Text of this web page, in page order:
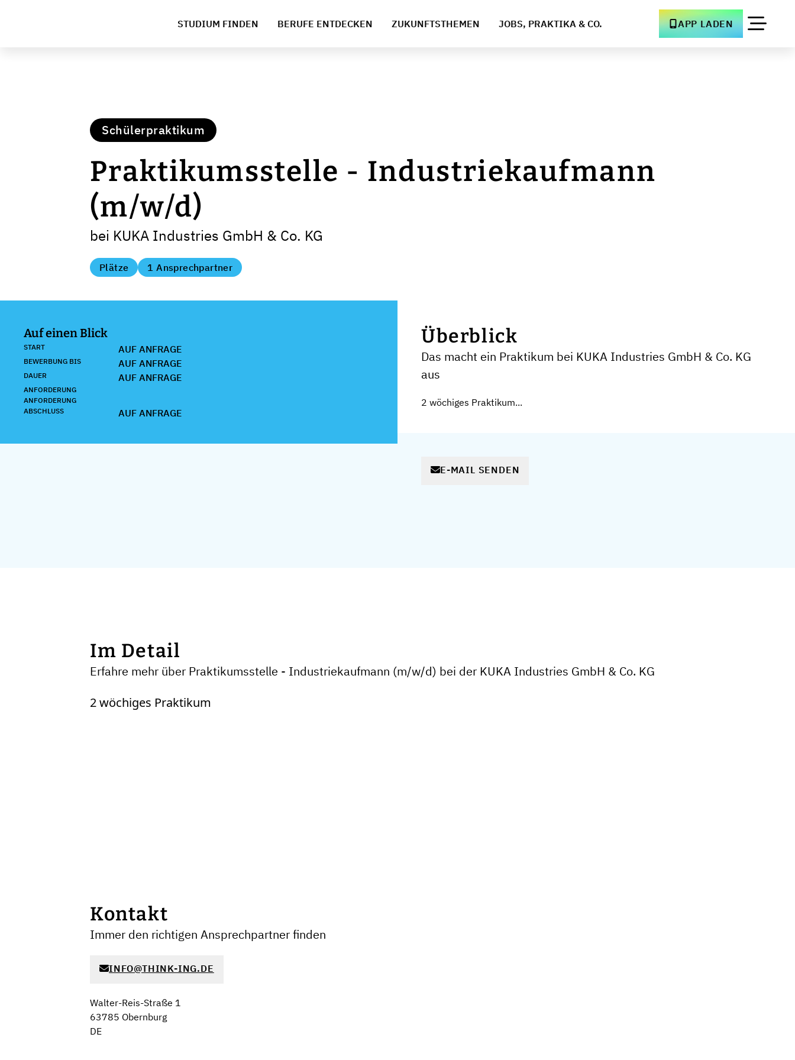
STUDIUM FINDEN BERUFE ENTDECKEN ZUKUNFTSTHEMEN JOBS, PRAKTIKA & CO. APP LADEN
Schülerpraktikum
Praktikumsstelle - Industriekaufmann
(m/w/d)
bei KUKA Industries GmbH & Co. KG
Plätze 1 Ansprechpartner
Auf einen Blick
START AUF ANFRAGE
BEWERBUNG BIS AUF ANFRAGE
DAUER AUF ANFRAGE
ANFORDERUNG
ANFORDERUNG
ABSCHLUSS
AUF ANFRAGE
Überblick
Das macht ein Praktikum bei KUKA Industries GmbH & Co. KG
aus
2 wöchiges Praktikum...
E-MAIL SENDEN
Im Detail
Erfahre mehr über Praktikumsstelle - Industriekaufmann (m/w/d) bei der KUKA Industries GmbH & Co. KG
2 wöchiges Praktikum
Kontakt
Immer den richtigen Ansprechpartner finden
INFO@THINK-ING.DE
Walter-Reis-Straße 1
63785 Obernburg
DE